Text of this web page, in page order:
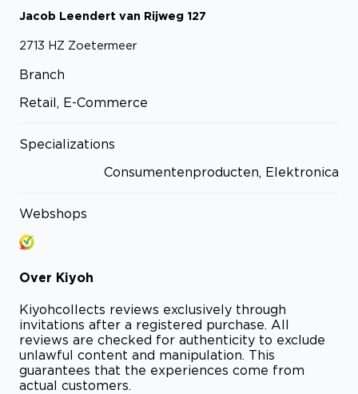
Jacob Leendert van Rijweg 127
2713 HZ Zoetermeer
Branch
Retail, E-Commerce
Specializations
Consumentenproducten, Elektronica
Webshops
Over Kiyoh
Kiyohcollects reviews exclusively through
invitations after a registered purchase. All
reviews are checked for authenticity to exclude
unlawful content and manipulation. This
guarantees that the experiences come from
actual customers.